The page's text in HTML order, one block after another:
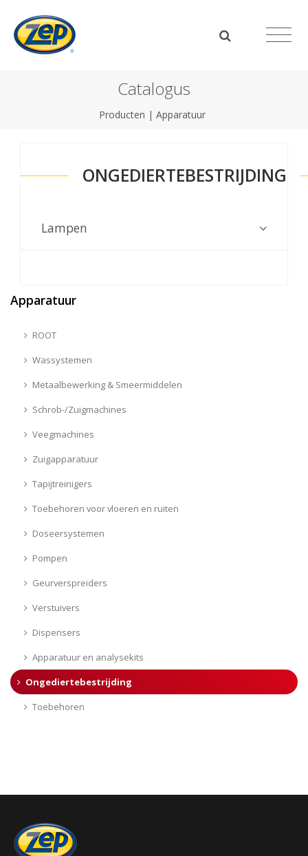
Catalogus
Producten | Apparatuur
ONGEDIERTEBESTRIJDING
Lampen
Apparatuur
ROOT
Wassystemen
Metaalbewerking & Smeermiddelen
Schrob-/Zuigmachines
Veegmachines
Zuigapparatuur
Tapijtreinigers
Toebehoren voor vloeren en ruiten
Doseersystemen
Pompen
Geurverspreiders
Verstuivers
Dispensers
Apparatuur en analysekits
Ongediertebestrijding
Toebehoren